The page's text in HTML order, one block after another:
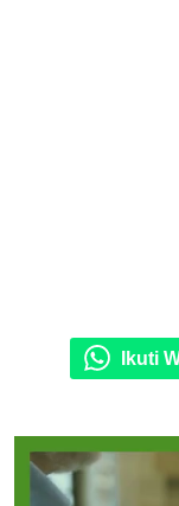
Ikuti